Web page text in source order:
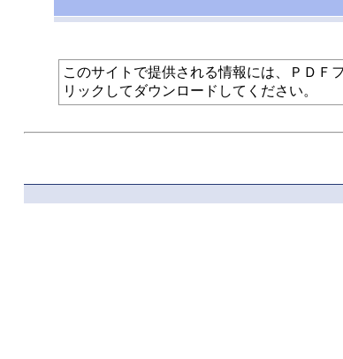
このサイトで提供される情報には、ＰＤＦ
リックしてダウンロードしてください。